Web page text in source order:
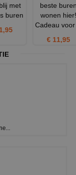
met
buren
beste
wonen hier!
Cadeau
€ 11,95